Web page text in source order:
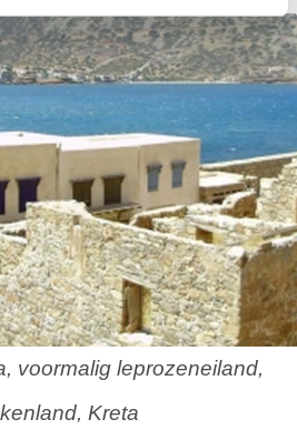
voormalig leprozeneiland,
Kreta